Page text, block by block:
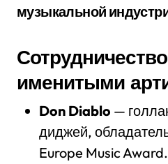
музыкальной
именитыми
Don Diablo —
диджей,
Europe Music